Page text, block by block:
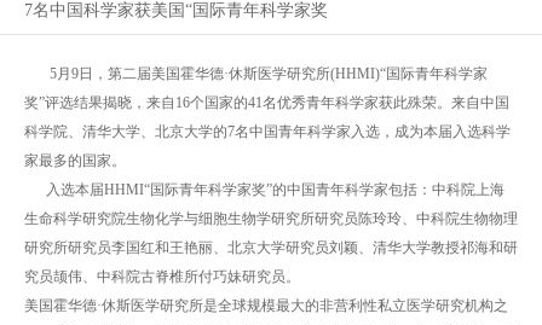
7名中国科学家获美国“国际青年科学家奖
5月9日，第二届美国霍华德·休斯医学研究所(HHMI)“国际青年科学家
奖”评选结果揭晓，来自16个国家的41名优秀青年科学家获此殊荣。来自中国
科学院、清华大学、北京大学的7名中国青年科学家入选，成为本届入选科学
家最多的国家。
入选本届HHMI“国际青年科学家奖”的中国青年科学家包括：中科院上海
生命科学研究院生物化学与细胞生物学研究所研究员陈玲玲、中科院生物物理
研究所研究员李国红和王艳丽、北京大学研究员刘颖、清华大学教授祁海和研
究员颉伟、中科院古脊椎所付巧妹研究员。
美国霍华德·休斯医学研究所是全球规模最大的非营利性私立医学研究机构之